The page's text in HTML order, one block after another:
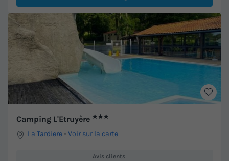
Camping L'Etruyère ★★★
La Tardiere -Voir sur la carte
Avis clients